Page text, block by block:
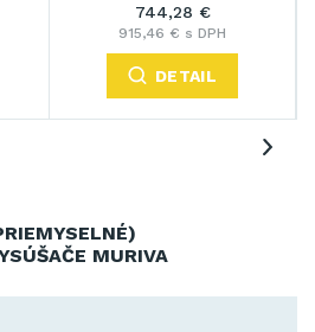
744,28 €
915,46 € s DPH
DETAIL
MURIVA